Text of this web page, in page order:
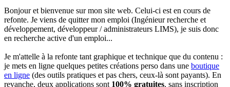
Bonjour et bienvenue sur mon site web. Celui-ci est en cours de
refonte. Je viens de quitter mon emploi (Ingénieur recherche et
développement, développeur / administrateurs LIMS), je suis donc
en recherche active d'un emploi...
Je m'attelle à la refonte tant graphique et technique que du contenu :
je mets en ligne quelques petites créations perso dans une boutique
en ligne (des outils pratiques et pas chers, ceux-là sont payants). En
revanche, deux applications sont 100% gratuites, sans inscription